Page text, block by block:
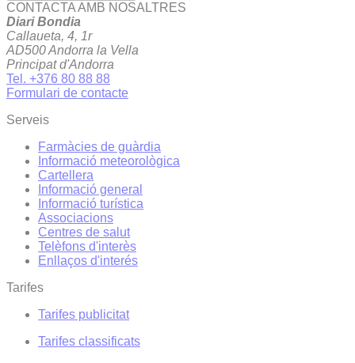
CONTACTA AMB NOSALTRES
Diari Bondia
Callaueta, 4, 1r
AD500 Andorra la Vella
Principat d'Andorra
Tel. +376 80 88 88
Formulari de contacte
Serveis
Farmàcies de guàrdia
Informació meteorològica
Cartellera
Informació general
Informació turística
Associacions
Centres de salut
Telèfons d'interès
Enllaços d'interés
Tarifes
Tarifes publicitat
Tarifes classificats